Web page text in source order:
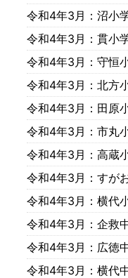
令和4年3月 ：沼小
令和4年3月 ：貫小
令和4年3月 ：守恒
令和4年3月 ：北方
令和4年3月 ：田原
令和4年3月 ：市丸
令和4年3月 ：高蔵
令和4年3月 ：すが
令和4年3月 ：横代
令和4年3月 ：企救
令和4年3月 ：広徳
令和4年3月 ：横代